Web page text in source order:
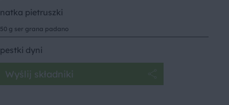
natka pietruszki
50 g ser grana padano
pestki dyni
Wyślij składniki